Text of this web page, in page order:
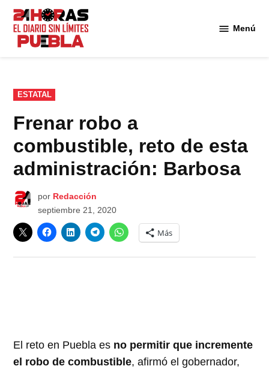
Saltar
contenido
Menú
PUBLICADO
EN
ESTATAL
Frenar robo a
combustible, reto de esta
administración: Barbosa
por Redacción
septiembre 21, 2020
Más
El reto en Puebla es no permitir que incremente
el robo de combustible, afirmó el gobernador,